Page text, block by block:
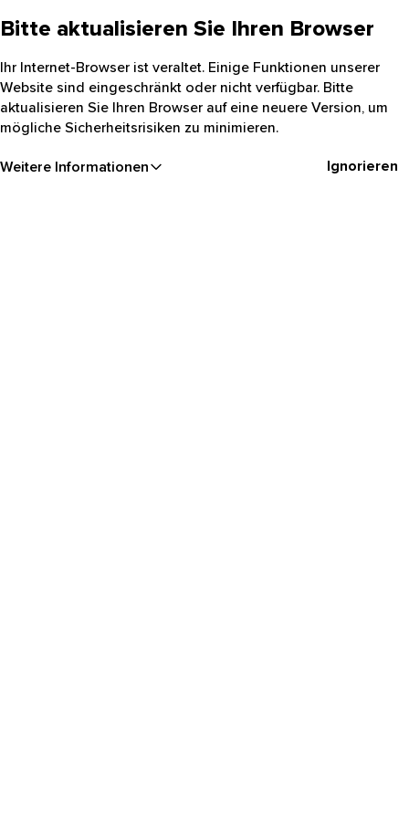
Bitte aktualisieren Sie Ihren Browser
Ihr Internet-Browser ist veraltet. Einige Funktionen unserer
Website sind eingeschränkt oder nicht verfügbar. Bitte
aktualisieren Sie Ihren Browser auf eine neuere Version, um
mögliche Sicherheitsrisiken zu minimieren.
Weitere Informationen Ignorieren